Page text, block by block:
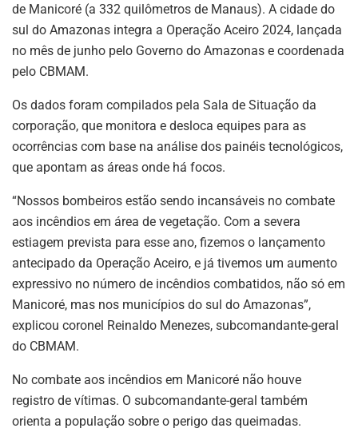
de Manicoré (a 332 quilômetros de Manaus). A cidade do
sul do Amazonas integra a Operação Aceiro 2024, lançada
no mês de junho pelo Governo do Amazonas e coordenada
pelo CBMAM.
Os dados foram compilados pela Sala de Situação da
corporação, que monitora e desloca equipes para as
ocorrências com base na análise dos painéis tecnológicos,
que apontam as áreas onde há focos.
“Nossos bombeiros estão sendo incansáveis no combate
aos incêndios em área de vegetação. Com a severa
estiagem prevista para esse ano, fizemos o lançamento
antecipado da Operação Aceiro, e já tivemos um aumento
expressivo no número de incêndios combatidos, não só em
Manicoré, mas nos municípios do sul do Amazonas”,
explicou coronel Reinaldo Menezes, subcomandante-geral
do CBMAM.
No combate aos incêndios em Manicoré não houve
registro de vítimas. O subcomandante-geral também
orienta a população sobre o perigo das queimadas.